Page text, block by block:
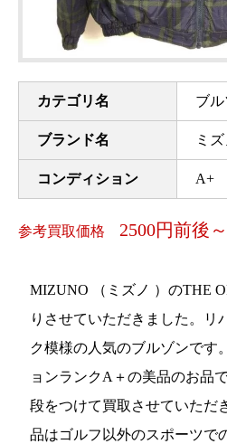
カテゴリ名 ブ
ブランド名 ミズ
コンディション A+
参考買取価格 2500円前後
MIZUNO （ミズノ ）のTHE
りさせていただきました。リ
ク模様の人気のブルゾンです
ョンランクA＋の美品のお品
段をつけて買取させていただ
品はゴルフ以外のスポーツで